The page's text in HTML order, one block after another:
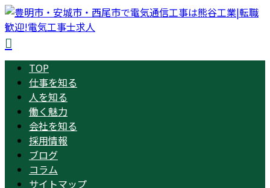
TOP
仕事を知る
人を知る
働く魅力
会社を知る
採用情報
ブログ
コラム
サイトマップ